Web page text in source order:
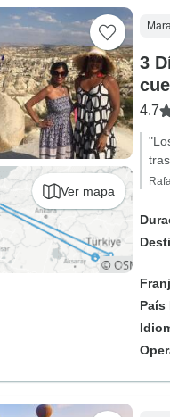
Ver mapa
3
4.7
País